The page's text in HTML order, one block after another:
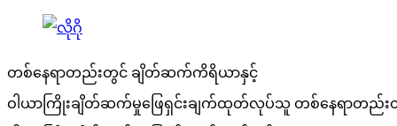
တစ်နေရာတည်းတွင် ချိတ်ဆက်ကိရိယာနှင့်
ဝါယာကြိုးချိတ်ဆက်မှုဖြေရှင်းချက်ထုတ်လုပ်သူ တစ်နေရာတည်